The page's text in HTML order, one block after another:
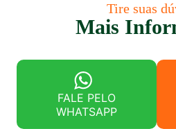
Tire suas
Mais
FALE PELO
WHATSAPP